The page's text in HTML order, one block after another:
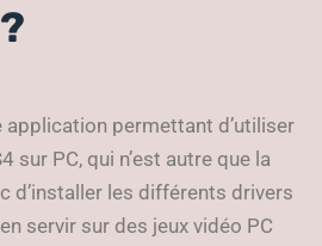
application permettant d’utiliser
sur PC, qui n’est autre que la
d’installer les différents drivers
servir sur des jeux vidéo PC